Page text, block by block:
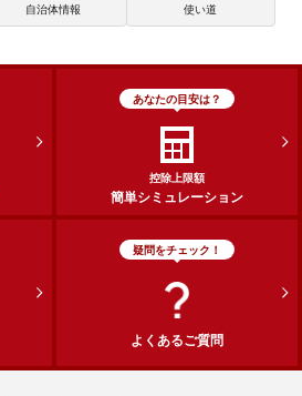
自治体情報 使い道
あなたの目安は？
控除上限額
簡単シミュレーション
疑問をチェック！
よくあるご質問